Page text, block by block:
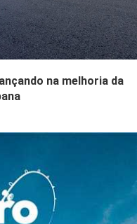
na melhoria da